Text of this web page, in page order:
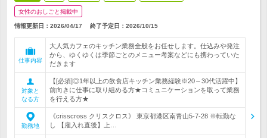
女性のおしごと掲載中
情報更新日：2026/04/17 終了予定日： 2026/10/15
仕事内容
大人気カフェのキッチン業務全般をお任せします。仕込みや発注
から、ゆくゆくは季節ごとのメニュー考案などにも携わっていた
だきます
対象と
なる方
【[必須]◎1年以上の飲食店キッチン業務経験※20～30代活躍中】
前向きに仕事に取り組める方★コミュニケーションを取って業務
を行える方★
勤務地
《crisscross クリスクロス》 東京都港区南青山5-7-28 ※転勤な
し 【雇入れ直後】上…